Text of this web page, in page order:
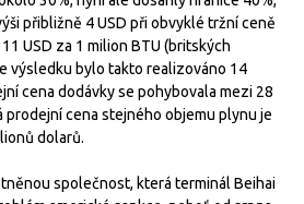
přibližně 4 USD při obvyklé tržní ceně
USD za 1 milion BTU (britských
výsledku bylo takto realizováno 14
cena dodávky se pohybovala mezi 28
prodejní cena stejného objemu plynu je
dolarů.
společnost, která terminál Beihai